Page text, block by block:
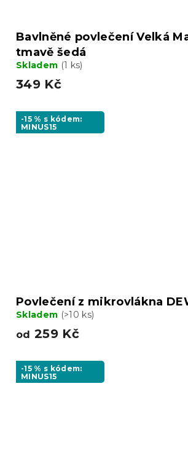
Bavlněné povlečení Velká
tmavě šedá
Skladem (1 ks)
349 Kč
-15 % s kódem:
MINUS15
Povlečení z mikrovlákna
Skladem (>10 ks)
od 259 Kč
-15 % s kódem:
MINUS15